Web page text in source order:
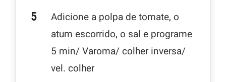
Adicione a polpa de tomate, o
atum escorrido, o sal e programe
5 min/ Varoma/ colher inversa/
vel. colher